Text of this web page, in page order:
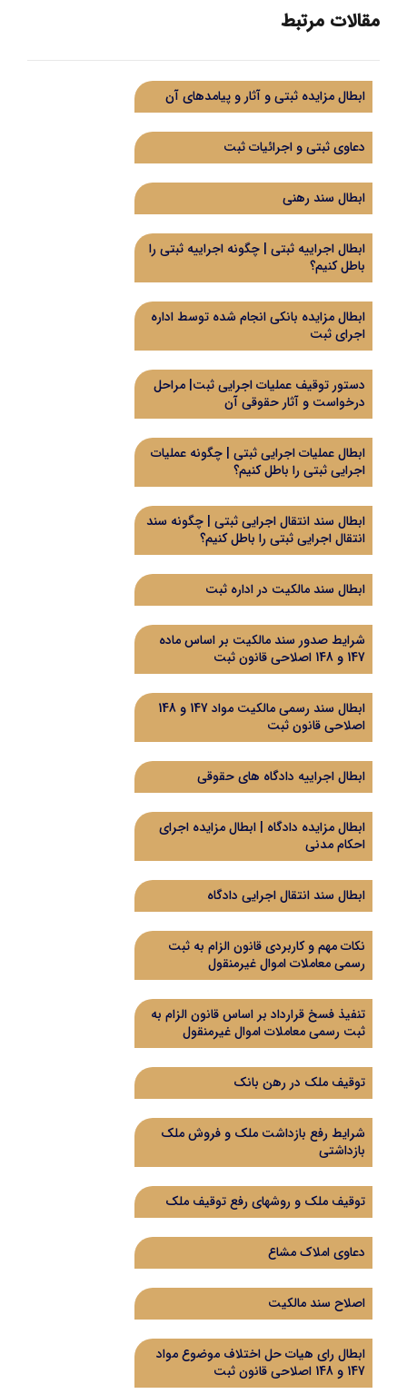
مقالات مرتبط
ابطال مزایده ثبتی و آثار و پیامدهای آن
دعاوی ثبتی و اجرائیات ثبت
ابطال سند رهنی
ابطال اجراییه ثبتی | چگونه اجراییه ثبتی را
باطل کنیم؟
ابطال مزایده بانکی انجام شده توسط اداره
اجرای ثبت
دستور توقیف عملیات اجرایی ثبت| مراحل
درخواست و آثار حقوقی آن
ابطال عملیات اجرایی ثبتی | چگونه عملیات
اجرایی ثبتی را باطل کنیم؟
ابطال سند انتقال اجرایی ثبتی | چگونه سند
انتقال اجرایی ثبتی را باطل کنیم؟
ابطال سند مالکیت در اداره ثبت
شرایط صدور سند مالکیت بر اساس ماده
147 و 148 اصلاحی قانون ثبت
ابطال سند رسمی مالکیت مواد 147 و 148
اصلاحی قانون ثبت
ابطال اجراییه دادگاه های حقوقی
ابطال مزایده دادگاه | ابطال مزایده اجرای
احکام مدنی
ابطال سند انتقال اجرایی دادگاه
نکات مهم و کاربردی قانون الزام به ثبت
رسمی معاملات اموال غیرمنقول
تنفیذ فسخ قرارداد بر اساس قانون الزام به
ثبت رسمی معاملات اموال غیرمنقول
توقیف ملک در رهن بانک
شرایط رفع بازداشت ملک و فروش ملک
بازداشتی
توقیف ملک و روشهای رفع توقیف ملک
دعاوی املاک مشاع
اصلاح سند مالکیت
ابطال رای هیات حل اختلاف موضوع مواد
147 و 148 اصلاحی قانون ثبت